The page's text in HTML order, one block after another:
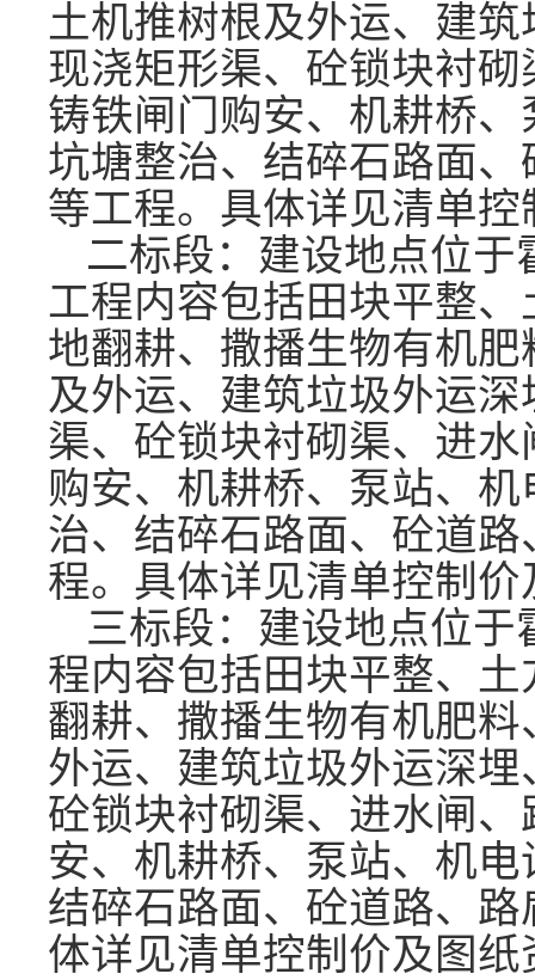
土机推树根及外运、建
现浇矩形渠、砼锁块衬
铸铁闸门购安、机耕桥
坑塘整治、结碎石路面
等工程。 具体详见清单
二标段：建设地点位于
工程内容包括田块平整
地翻耕、撒播生物有机
及外运、建筑垃圾外运
渠、砼锁块衬砌渠、进
购安、机耕桥、泵站、
治、结碎石路面、砼道
程。 具体详见清单控制价
三标段：建设地点位于
程内容包括田块平整、
翻耕、撒播生物有机肥
外运、建筑垃圾外运深
砼锁块衬砌渠、进水闸
安、机耕桥、泵站、机
结碎石路面、砼道路、
体详见清单控制价及图纸